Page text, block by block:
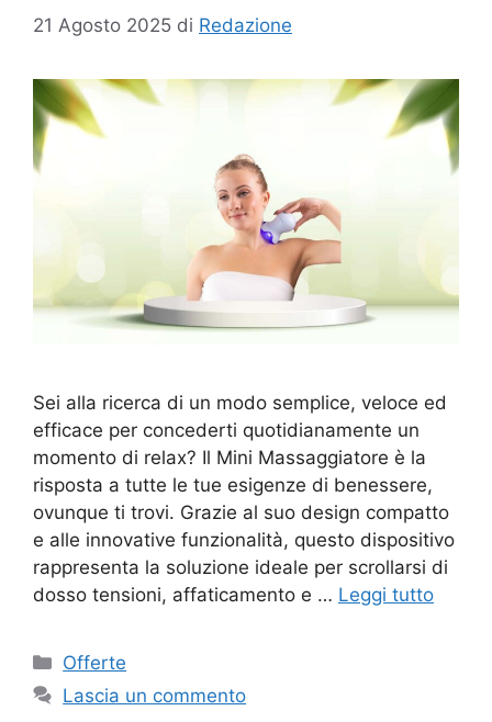
21 Agosto 2025 di Redazione
Sei alla ricerca di un modo semplice, veloce ed
efficace per concederti quotidianamente un
momento di relax? Il Mini Massaggiatore è la
risposta a tutte le tue esigenze di benessere,
ovunque ti trovi. Grazie al suo design compatto
e alle innovative funzionalità, questo dispositivo
rappresenta la soluzione ideale per scrollarsi di
dosso tensioni, affaticamento e … Leggi tutto
Categorie
Offerte
Lascia un commento